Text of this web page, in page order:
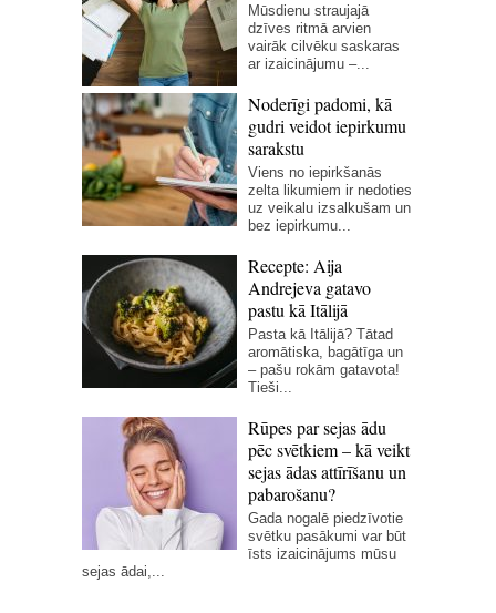
Mūsdienu straujajā
dzīves ritmā arvien
vairāk cilvēku saskaras
ar izaicinājumu –...
Noderīgi padomi, kā
gudri veidot iepirkumu
sarakstu
Viens no iepirkšanās
zelta likumiem ir nedoties
uz veikalu izsalkušam un
bez iepirkumu...
Recepte: Aija
Andrejeva gatavo
pastu kā Itālijā
Pasta kā Itālijā? Tātad
aromātiska, bagātīga un
– pašu rokām gatavota!
Tieši...
Rūpes par sejas ādu
pēc svētkiem – kā veikt
sejas ādas attīrīšanu un
pabarošanu?
Gada nogalē piedzīvotie
svētku pasākumi var būt
īsts izaicinājums mūsu
sejas ādai,...